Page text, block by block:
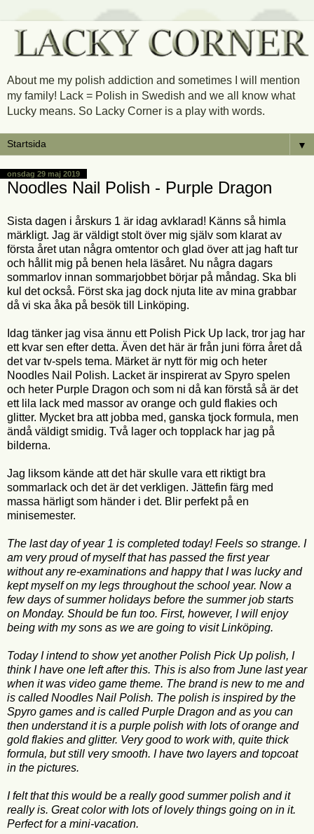
About me my polish addiction and sometimes I will mention
my family! Lack = Polish in Swedish and we all know what
Lucky means. So Lacky Corner is a play with words.
▼
onsdag 29 maj 2019
Noodles Nail Polish - Purple Dragon
Sista dagen i årskurs 1 är idag avklarad! Känns så himla
märkligt. Jag är väldigt stolt över mig själv som klarat av
första året utan några omtentor och glad över att jag haft tur
och hållit mig på benen hela läsåret. Nu några dagars
sommarlov innan sommarjobbet börjar på måndag. Ska bli
kul det också. Först ska jag dock njuta lite av mina grabbar
då vi ska åka på besök till Linköping.
Idag tänker jag visa ännu ett Polish Pick Up lack, tror jag har
ett kvar sen efter detta. Även det här är från juni förra året då
det var tv-spels tema. Märket är nytt för mig och heter
Noodles Nail Polish. Lacket är inspirerat av Spyro spelen
och heter Purple Dragon och som ni då kan förstå så är det
ett lila lack med massor av orange och guld flakies och
glitter. Mycket bra att jobba med, ganska tjock formula, men
ändå väldigt smidig. Två lager och topplack har jag på
bilderna.
Jag liksom kände att det här skulle vara ett riktigt bra
sommarlack och det är det verkligen. Jättefin färg med
massa härligt som händer i det. Blir perfekt på en
minisemester.
The last day of year 1 is completed today! Feels so strange. I
am very proud of myself that has passed the first year
without any re-examinations and happy that I was lucky and
kept myself on my legs throughout the school year. Now a
few days of summer holidays before the summer job starts
on Monday. Should be fun too. First, however, I will enjoy
being with my sons as we are going to visit Linköping.
Today I intend to show yet another Polish Pick Up polish, I
think I have one left after this. This is also from June last year
when it was video game theme. The brand is new to me and
is called Noodles Nail Polish. The polish is inspired by the
Spyro games and is called Purple Dragon and as you can
then understand it is a purple polish with lots of orange and
gold flakies and glitter. Very good to work with, quite thick
formula, but still very smooth. I have two layers and topcoat
in the pictures.
I felt that this would be a really good summer polish and it
really is. Great color with lots of lovely things going on in it.
Perfect for a mini-vacation.